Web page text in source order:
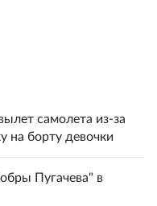
самолета из-за
на борту девочки
Пугачева" в